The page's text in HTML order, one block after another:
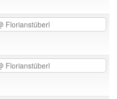
Florianstüberl
Florianstüberl